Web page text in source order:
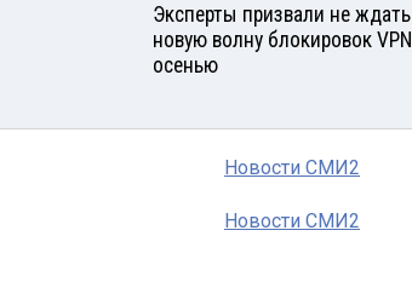
Эксперты призвали не ждать
новую волну блокировок VPN
осенью
Новости СМИ2
Новости СМИ2